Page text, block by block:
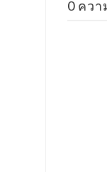
0 คว